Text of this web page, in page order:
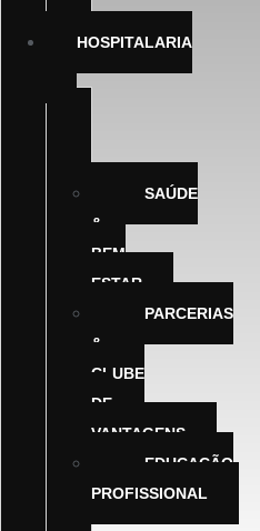
INTERNATIONAL
HOSPITALARIA
SOLIDARIEDADE
SAÚDE
&
BEM
ESTAR
PARCERIAS
&
CLUBE
DE
VANTAGENS
EDUCAÇÃO
PROFISSIONAL
RECOLOCAÇÃO